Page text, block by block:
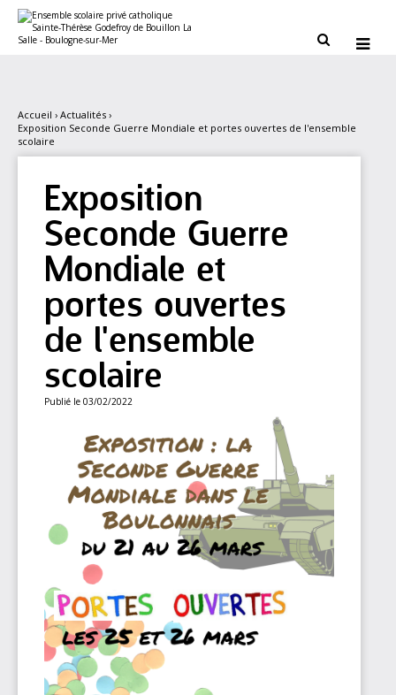
contenu.
personnels
 
Accueil › Actualités ›
Exposition Seconde Guerre Mondiale et portes ouvertes de l'ensemble
scolaire
Exposition
Seconde Guerre
Mondiale et
portes ouvertes
de l'ensemble
scolaire
Publié le 03/02/2022